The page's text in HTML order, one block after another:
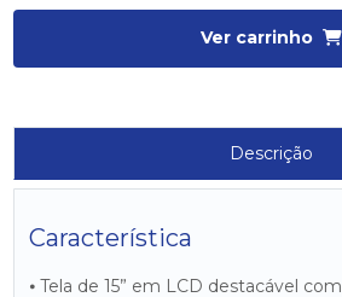
Ver carrinho
Descrição
Característica
⦁ Tela de 15” em LCD destacável